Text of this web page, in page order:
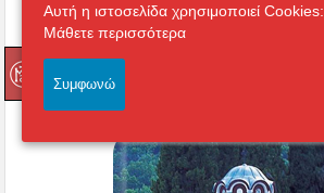
Μητροπολιτικό Ναό
Αυτή η ιστοσελίδα χρησιμοποιεί Cookies:
Μάθετε περισσότερα
Συμφωνώ